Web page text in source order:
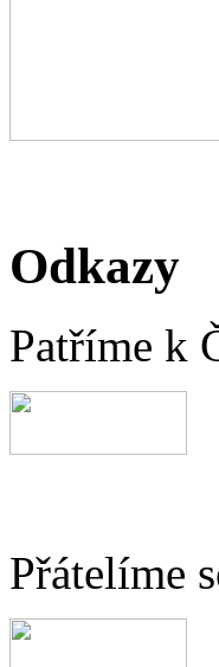
Odkazy
Patříme k
Přátelíme